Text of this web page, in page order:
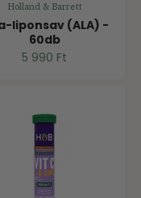
Holland & Barrett
liponsav (ALA) -
60db
Ár
5 990 Ft